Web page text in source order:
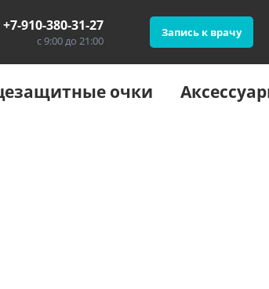
+7-910-380-31-27
с 9:00 до 21:00
Запись к врачу
очки